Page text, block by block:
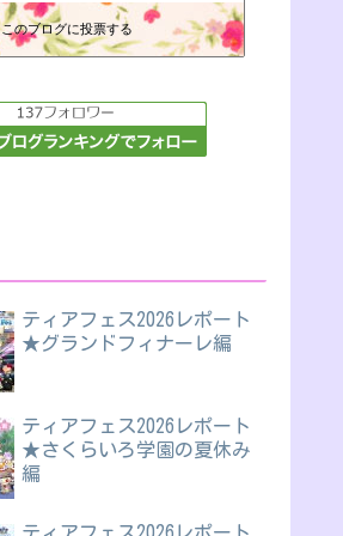
このブログに投票する
ティアフェス2026レポート
★グランドフィナーレ編
ティアフェス2026レポート
★さくらいろ学園の夏休み
編